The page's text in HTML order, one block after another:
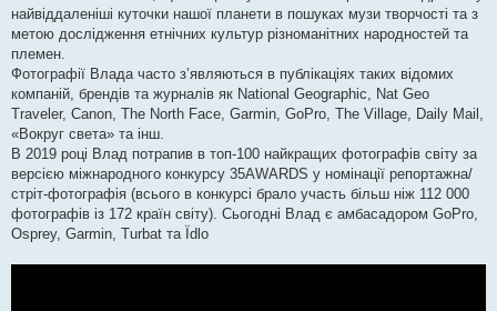
найвіддаленіші куточки нашої планети в пошуках музи творчості та з
метою дослідження етнічних культур різноманітних народностей та
племен.
Фотографії Влада часто з’являються в публікаціях таких відомих
компаній, брендів та журналів як National Geographic, Nat Geo
Traveler, Canon, The North Face, Garmin, GoPro, The Village, Daily Mail,
«Вокруг света» та інш.
В 2019 році Влад потрапив в топ-100 найкращих фотографів світу за
версією міжнародного конкурсу 35AWARDS у номінації репортажна/
стріт-фотографія (всього в конкурсі брало участь більш ніж 112 000
фотографів із 172 країн світу). Сьогодні Влад є амбасадором GoPro,
Osprey, Garmin, Turbat та Їdlo